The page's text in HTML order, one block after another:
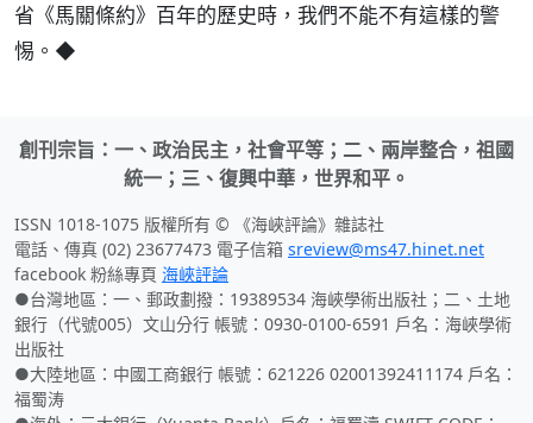
省《馬關條約》百年的歷史時，我們不能不有這樣的警
惕。◆
創刊宗旨：一、政治民主，社會平等；二、兩岸整合，祖國
統一；三、復興中華，世界和平。
ISSN 1018-1075 版權所有 © 《海峽評論》雜誌社
電話、傳真 (02) 23677473 電子信箱 sreview@ms47.hinet.net
facebook 粉絲專頁 海峽評論
●台灣地區：一、郵政劃撥：19389534 海峽學術出版社；二、土地
銀行（代號005）文山分行 帳號：0930-0100-6591 戶名：海峽學術
出版社
●大陸地區：中國工商銀行 帳號：621226 02001392411174 戶名：
福蜀涛